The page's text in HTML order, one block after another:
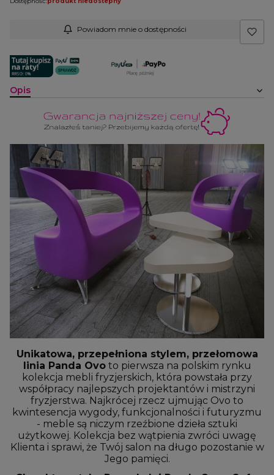
Powiadom mnie o dostępności
Opis
Unikatowa, przepełniona stylem, przełomowa
linia Panda Ovoto pierwsza na polskim rynku
kolekcja mebli fryzjerskich, która powstała przy
współpracy najlepszych projektantów i mistrzyni
fryzjerstwa. Najkrócej rzecz ujmując Ovo to
kwintesencja wygody, funkcjonalności i futuryzmu
- meble są niczym rzeźbione dzieła sztuki
użytkowej. Kolekcja bez wątpienia zwróci uwagę
Klienta i sprawi, że Twój salon na długo pozostanie w
Jego pamięci.